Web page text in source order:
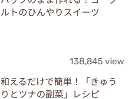
ルトのひんやりスイーツ
138,845 view
和えるだけで簡単！「きゅう
りとツナの副菜」レシピ